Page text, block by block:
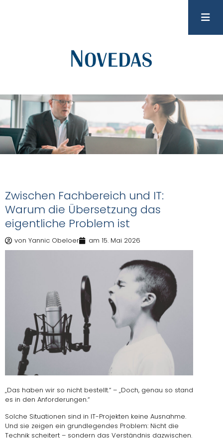
Zwischen Fachbereich und IT:
Warum die Übersetzung das
eigentliche Problem ist
von Yannic Obeloer am 15. Mai 2026
„Das haben wir so nicht bestellt.“ – „Doch, genau so stand
es in den Anforderungen.“
Solche Situationen sind in IT-Projekten keine Ausnahme.
Und sie zeigen ein grundlegendes Problem: Nicht die
Technik scheitert – sondern das Verständnis dazwischen.